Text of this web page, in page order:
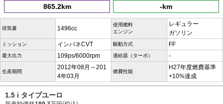
865.2km -km
排気量 1496cc
使用燃料
エンジン
レギュラー
ガソリン
ミッション インパネCVT 駆動方式 FF
最大出力 109ps/6000rpm 過給器（ターボ） -
生産期間
2012年08月～201
4年03月
燃費性能
H27年度燃費基準
+10%達成
1.5 i タイプユーロ